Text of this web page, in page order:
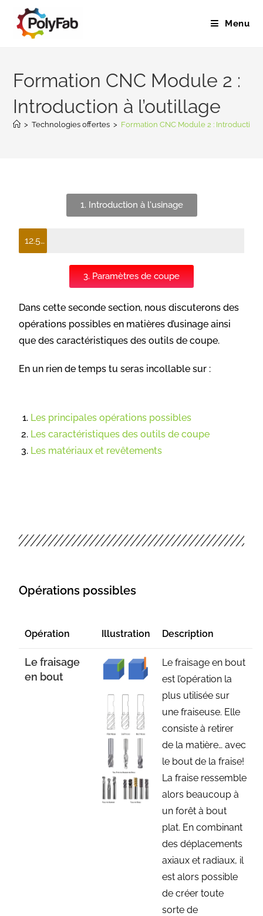
Menu
Formation CNC Module 2 :
Introduction à l’outillage
> Technologies offertes > Formation CNC Module 2 : Introduction
1. Introduction à l'usinage
12.5%
3. Paramètres de coupe
Dans cette seconde section, nous discuterons des
opérations possibles en matières d’usinage ainsi
que des caractéristiques des outils de coupe.
En un rien de temps tu seras incollable sur :
Les principales opérations possibles
Les caractéristiques des outils de coupe
Les matériaux et revêtements
Opérations possibles
Opération Illustration Description
Le fraisage
en bout
Le fraisage en bout
est l’opération la
plus utilisée sur
une fraiseuse. Elle
consiste à retirer
de la matière… avec
le bout de la fraise!
La fraise ressemble
alors beaucoup à
un forêt à bout
plat. En combinant
des déplacements
axiaux et radiaux, il
est alors possible
de créer toute
sorte de